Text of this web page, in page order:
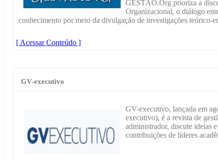
GESTÃO.Org prioriza a
Organizacional, o diálogo
conhecimento por meio da divulgação de investigações teórico-
[ Acessar Conteúdo ]
GV-executivo
GV-executivo, lançada em
executivo), é a revista de
administrador, discute ideias
contribuições de líderes